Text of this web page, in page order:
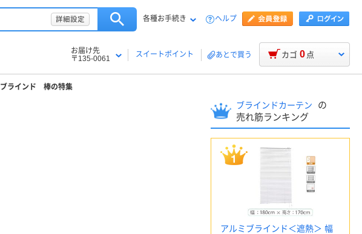
詳細設定 各種お手続き ヘルプ
お届け先
〒135-0061
スイートポイント あとで買う カゴ 0 点
ブラインド 棒の特集
ブラインドカーテン
の
売れ筋ランキング
アルミブラインド＜遮熱＞ 幅